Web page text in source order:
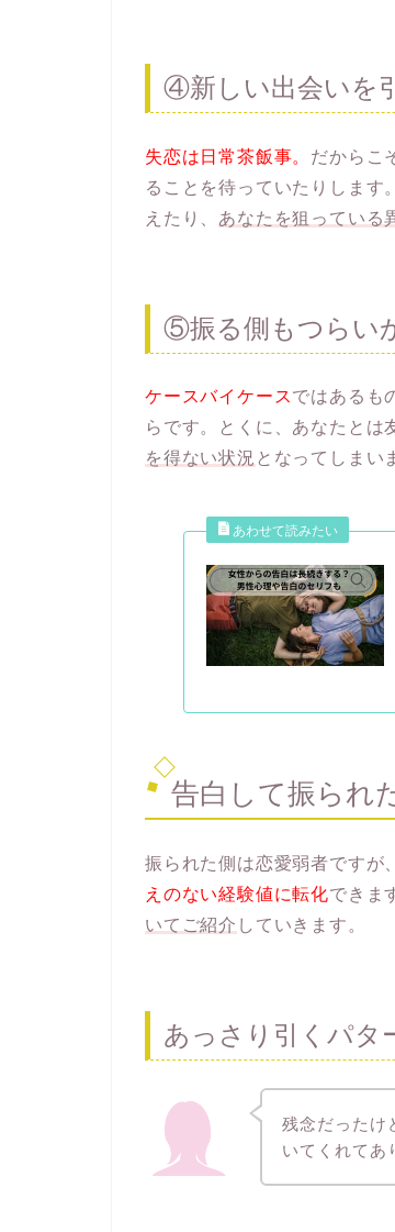
④新しい出会いを
失恋は日常茶飯事。 だからこ
ることを待っていたりします
えたり、 あなたを狙っている
⑤振る側もつらい
ケースバイケースではあるも
らです。とくに、あなたとは
を得ない状況 となってしまい
告白して振られ
振られた側は恋愛弱者ですが
えのない経験値に転化できま
いてご紹介 していきます。
あっさり引くパタ
残念だったけ
いてくれてあ